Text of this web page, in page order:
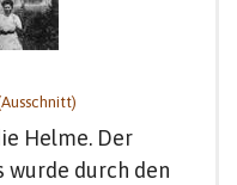
Helme. Der
wurde durch den